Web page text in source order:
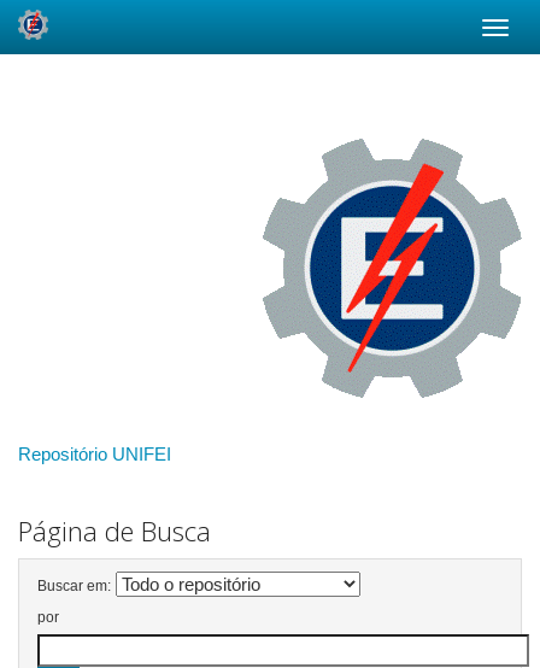
Repositório UNIFEI
Página de Busca
Buscar em:
por